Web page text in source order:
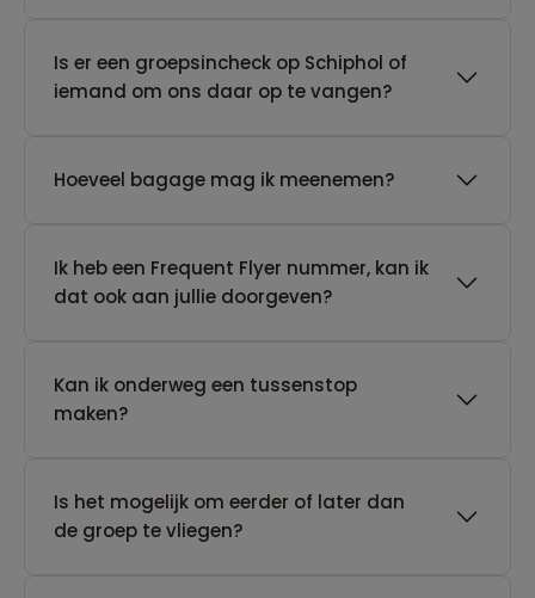
Is er een groepsincheck op Schiphol of
iemand om ons daar op te vangen?
Hoeveel bagage mag ik meenemen?
Ik heb een Frequent Flyer nummer, kan ik
dat ook aan jullie doorgeven?
Kan ik onderweg een tussenstop
maken?
Is het mogelijk om eerder of later dan
de groep te vliegen?